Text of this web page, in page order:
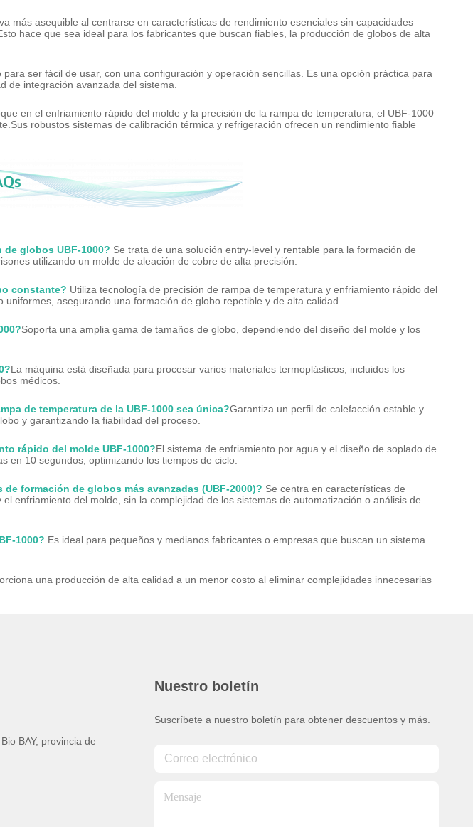
más asequible al centrarse en características de rendimiento esenciales sin capacidades
hace que sea ideal para los fabricantes que buscan fiables, la producción de globos de alta
para ser fácil de usar, con una configuración y operación sencillas. Es una opción práctica para
de integración avanzada del sistema.
en el enfriamiento rápido del molde y la precisión de la rampa de temperatura, el UBF-1000
robustos sistemas de calibración térmica y refrigeración ofrecen un rendimiento fiable
de globos UBF-1000? Se trata de una solución entry-level y rentable para la formación de
utilizando un molde de aleación de cobre de alta precisión.
constante? Utiliza tecnología de precisión de rampa de temperatura y enfriamiento rápido del
asegurando una formación de globo repetible y de alta calidad.
Soporta una amplia gama de tamaños de globo, dependiendo del diseño del molde y los
La máquina está diseñada para procesar varios materiales termoplásticos, incluidos los
médicos.
de temperatura de la UBF-1000 sea única?Garantiza un perfil de calefacción estable y
y garantizando la fiabilidad del proceso.
rápido del molde UBF-1000?El sistema de enfriamiento por agua y el diseño de soplado de
en 10 segundos, optimizando los tiempos de ciclo.
formación de globos más avanzadas (UBF-2000)? Se centra en características de
enfriamiento del molde, sin la complejidad de los sistemas de automatización o análisis de
1000? Es ideal para pequeños y medianos fabricantes o empresas que buscan un sistema
una producción de alta calidad a un menor costo al eliminar complejidades innecesarias
BAY, provincia de
Nuestro boletín
Suscríbete a nuestro boletín para obtener descuentos y más.